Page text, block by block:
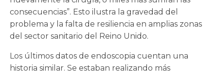
consecuencias”. Esto ilustra la gravedad del
problema y la falta de resiliencia en amplias zonas
del sector sanitario del Reino Unido.
Los últimos datos de endoscopia cuentan una
historia similar. Se estaban realizando más